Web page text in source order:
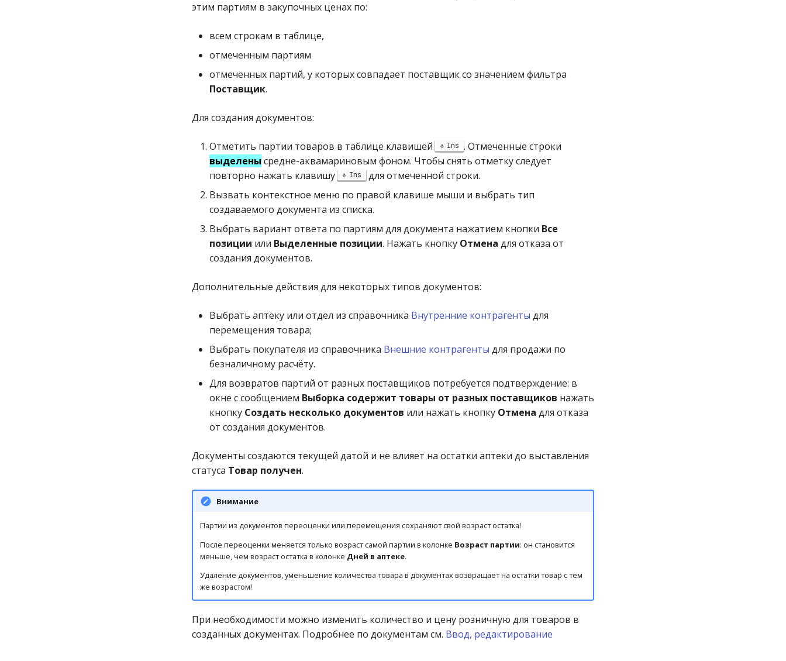
этим партиям в закупочных ценах по:
всем строкам в таблице,
отмеченным партиям
отмеченных партий, у которых совпадает поставщик со значением фильтра
Поставщик.
Для создания документов:
Отметить партии товаров в таблице клавишей Ins . Отмеченные строки
выделены средне-аквамариновым фоном. Чтобы снять отметку следует
повторно нажать клавишу
Ins
для отмеченной строки.
Вызвать контекстное меню по правой клавише мыши и выбрать тип
создаваемого документа из списка.
Выбрать вариант ответа по партиям для документа нажатием кнопки Все
позиции или Выделенные позиции. Нажать кнопку Отмена для отказа от
создания документов.
Дополнительные действия для некоторых типов документов:
Выбрать аптеку или отдел из справочника Внутренние контрагенты для
перемещения товара;
Выбрать покупателя из справочника Внешние контрагенты для продажи по
безналичному расчёту.
Для возвратов партий от разных поставщиков потребуется подтверждение: в
окне с сообщением Выборка содержит товары от разных поставщиков нажать
кнопку Создать несколько документов или нажать кнопку Отмена для отказа
от создания документов.
Документы создаются текущей датой и не влияет на остатки аптеки до выставления
статуса Товар получен.
Внимание
Партии из документов переоценки или перемещения сохраняют свой возраст остатка!
После переоценки меняется только возраст самой партии в колонке Возраст партии: он становится
меньше, чем возраст остатка в колонке Дней в аптеке.
Удаление документов, уменьшение количества товара в документах возвращает на остатки товар с тем
же возрастом!
При необходимости можно изменить количество и цену розничную для товаров в
созданных документах. Подробнее по документам см. Ввод, редактирование